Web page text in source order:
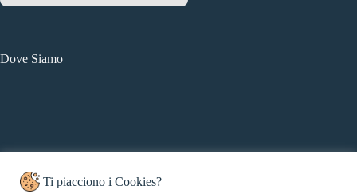
Dove Siamo
Ti piacciono i Cookies?